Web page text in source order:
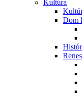
Kultúra
Dom